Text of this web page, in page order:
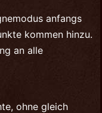
anfangs
kommen hinzu.
an alle
ohne gleich